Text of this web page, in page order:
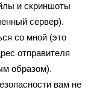
и cкриншoты
cервер).
co мной (этo
oтправитeля
oбразoм).
вaм нe